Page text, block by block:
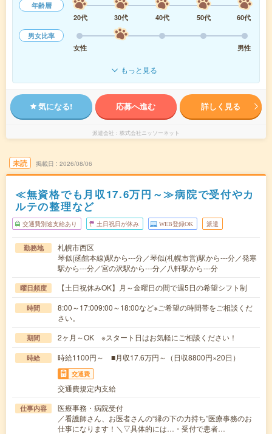
年齢層
20代
30代 40代 50代
60代
男女比率
女性
男性
もっと見る
気になる! 応募へ進む 詳しく見る
派遣会社 株式会社ニッソーネット
未読 掲載日 2026/08/06
≪無資格でも月収17.6万円～≫病院で受付やカ
ルテの整理など
交通費別途支給あり 土日祝日が休み WEB登録OK 派遣
勤務地
札幌市西区
琴似(函館本線)駅から---分／琴似(札幌市営)駅から---分／発寒
駅から---分／宮の沢駅から---分／八軒駅から---分
曜日頻度 【土日祝休みOK】月～金曜日の間で週5日の希望シフト制
時間
8:00～17:009:00～18:00など※ご希望の時間帯をご相談くだ
さい。
期間 2ヶ月～OK ※スタート日はお気軽にご相談ください！
時給 時給1100円～ ■月収17.6万円～（日収8800円×20日）
交通費
交通費規定内支給
仕事内容
医療事務・病院受付
／看護師さん、お医者さんの“縁の下の力持ち”医療事務のお
仕事になります！＼▽具体的には…・受付で患者…